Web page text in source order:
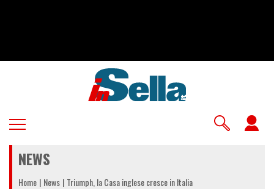
NEWS
Home News Triumph, la Casa inglese cresce in Italia